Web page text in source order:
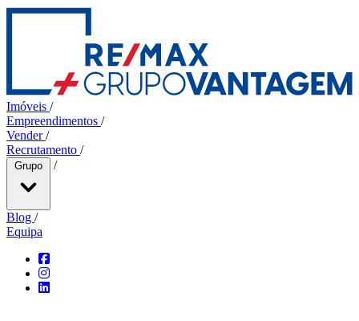
Imóveis /
Empreendimentos /
Vender/
Recrutamento /
Grupo /
Blog /
Equipa